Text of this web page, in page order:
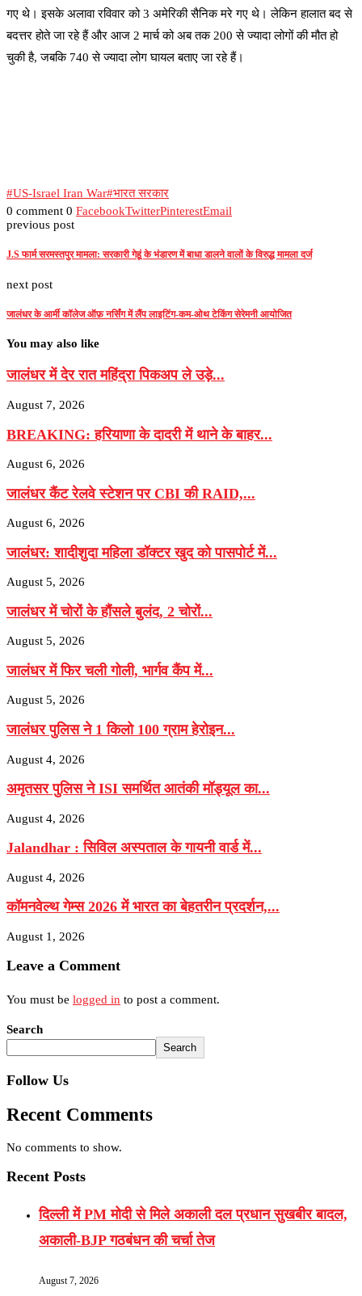
गए थे। इसके अलावा रविवार को 3 अमेरिकी सैनिक मरे गए थे। लेकिन हालात बद से
बदत्तर होते जा रहे हैं और आज 2 मार्च को अब तक 200 से ज्यादा लोगों की मौत हो
चुकी है, जबकि 740 से ज्यादा लोग घायल बताए जा रहे हैं।
#US-Israel Iran War#भारत सरकार
0 comment 0 FacebookTwitterPinterestEmail
previous post
J.S फार्म सरमस्तपुर मामला: सरकारी गेहूं के भंडारण में बाधा डालने वालों के विरुद्ध मामला दर्ज
next post
जालंधर के आर्मी कॉलेज ऑफ़ नर्सिंग में लैंप लाइटिंग-कम-ओथ टेकिंग सेरेमनी आयोजित
You may also like
जालंधर में देर रात महिंद्रा पिकअप ले उड़े...
August 7, 2026
BREAKING: हरियाणा के दादरी में थाने के बाहर...
August 6, 2026
जालंधर कैंट रेलवे स्टेशन पर CBI की RAID,...
August 6, 2026
जालंधर: शादीशुदा महिला डॉक्टर खुद को पासपोर्ट में...
August 5, 2026
जालंधर में चोरों के हौंसले बुलंद, 2 चोरों...
August 5, 2026
जालंधर में फिर चली गोली, भार्गव कैंप में...
August 5, 2026
जालंधर पुलिस ने 1 किलो 100 ग्राम हेरोइन...
August 4, 2026
अमृतसर पुलिस ने ISI समर्थित आतंकी मॉड्यूल का...
August 4, 2026
Jalandhar : सिविल अस्पताल के गायनी वार्ड में...
August 4, 2026
कॉमनवेल्थ गेम्स 2026 में भारत का बेहतरीन प्रदर्शन,...
August 1, 2026
Leave a Comment
You must be logged in to post a comment.
Search
Search
Follow Us
Recent Comments
No comments to show.
Recent Posts
दिल्ली में PM मोदी से मिले अकाली दल प्रधान सुखबीर बादल,
अकाली-BJP गठबंधन की चर्चा तेज
August 7, 2026